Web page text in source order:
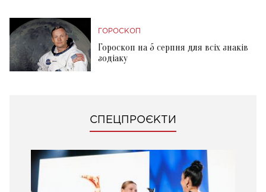
ГОРОСКОП
Гороскоп на 5 серпня для всіх знаків
зодіаку
СПЕЦПРОЄКТИ